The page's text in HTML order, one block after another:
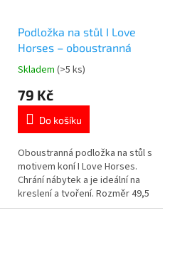
Podložka na stůl I Love
Horses – oboustranná
Průměrné
produktu
5,0
5
hvězdiček.
Skladem (>5 ks)
79 Kč
Do košíku
Oboustranná podložka na stůl s
motivem koní I Love Horses.
Chrání nábytek a je ideální na
kreslení a tvoření. Rozměr 49,5
× 34,5 cm. Více produktů s